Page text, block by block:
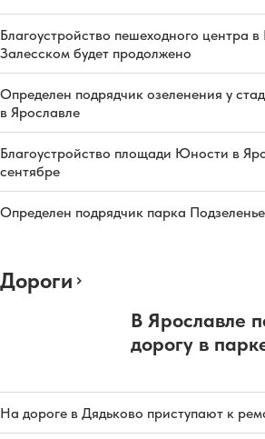
Благоустройство пешеходного центра
Залесском будет продолжено
Определен подрядчик озеленения у
в Ярославле
Благоустройство площади Юности в
сентябре
Определен подрядчик парка
Дороги
В Ярославле
дорогу в
На дороге в Дядьково приступают к